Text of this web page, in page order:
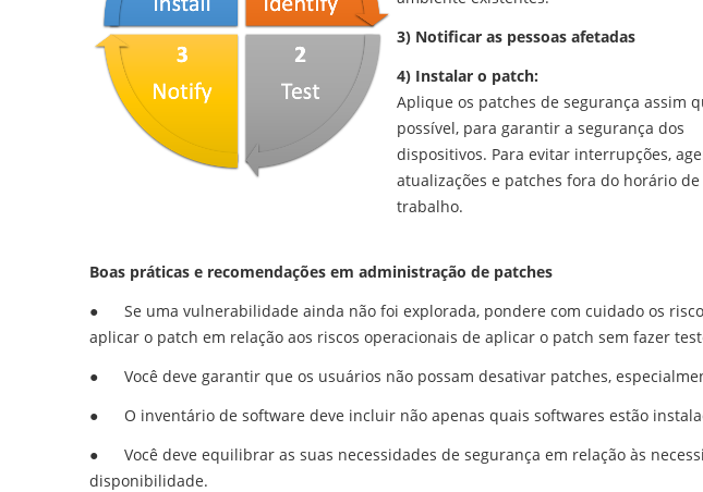
3) Notificar as pessoas afetadas
4) Instalar o patch:
Aplique os patches de segurança assim
possível, para garantir a segurança dos
dispositivos. Para evitar interrupções,
atualizações e patches fora do horário de
trabalho.
Boas práticas e recomendações em administração de patches
● Se uma vulnerabilidade ainda não foi explorada, pondere com cuidado os
aplicar o patch em relação aos riscos operacionais de aplicar o patch sem fazer
● Você deve garantir que os usuários não possam desativar patches,
● O inventário de software deve incluir não apenas quais softwares estão
● Você deve equilibrar as suas necessidades de segurança em relação às
disponibilidade.